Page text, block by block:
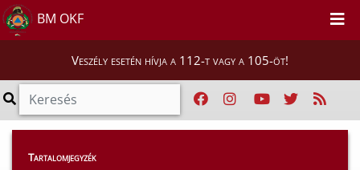
BM OKF
Veszély esetén hívja a 112-t vagy a 105-öt!
Esemény részletei
Tartalomjegyzék